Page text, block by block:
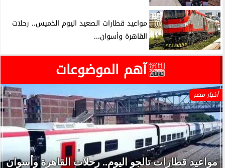
مواعيد قطارات الصعيد اليوم الخميس.. رحلات
القاهرة وأسوان...
آهم الموضوعات
أخبار مصر
مواعيد قطارات تالجو اليوم.. رحلات القاهرة وأسوان